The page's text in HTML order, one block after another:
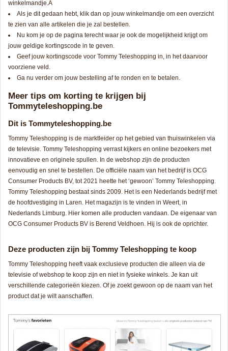
winkelmandje.Â
Als je dit gedaan hebt, klik dan op jouw winkelmandje om een overzicht
te zien van alle artikelen die je zal bestellen.
Nu kom je op de pagina terecht waar je ook de mogelijkheid krijgt om
jouw geldige kortingscode in te geven.
Geef jouw kortingscode voor Tommy Teleshopping in, in het daarvoor
voorziene veld.
Ga nu verder om jouw bestelling af te ronden en te betalen.
Meer tips om korting te krijgen bij
Tommyteleshopping.be
Dit is Tommyteleshopping.be
Tommy Teleshopping is de marktleider op het gebied van thuiswinkelen via
de televisie. Tommy Teleshopping verrast kijkers en online bezoekers met
innovatieve en originele spullen. In de webshop zijn de producten
eenvoudig en snel te bestellen. De officiële naam van het bedrijf is OCG
Consumer Products BV, tot 2021 heette het ‘gewoon’ Tommy Teleshopping.
Tommy Teleshopping bestaat sinds 2009. Het is een Nederlands bedrijf met
de hoofdvestiging in Laren. Het magazijn is te vinden in Weert, in
Nederlands Limburg. Hier komen alle producten vandaan. De eigenaar van
OCG Consumer Products BV is Berend Veldhoen. Hij is ook de oprichter.
Deze producten zijn bij Tommy Teleshopping te koop
Tommy Teleshopping heeft vaak exclusieve producten die alleen via de
televisie of webshop te koop zijn en niet in fysieke winkels. Je kan uit
verschillende categorieën kiezen. Of je zoekt gewoon op de naam van het
product dat je wilt aanschaffen.